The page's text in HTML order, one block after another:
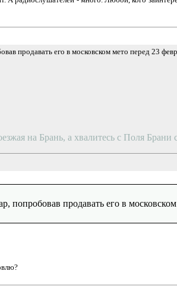
продавать его в московском мето перед 23
на Брань, а хвалитесь с Поля Брани
попробовав продавать его в